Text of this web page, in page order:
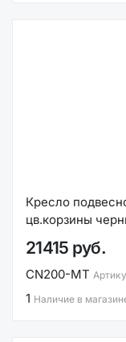
Кресло
цв.корзины
21415 руб.
CN200-МТ
1 Наличие в